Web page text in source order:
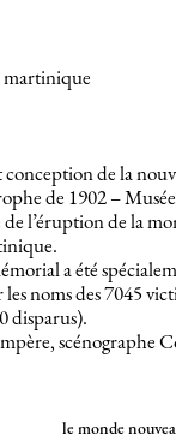
martinique
de la
de 1902 –
l’éruption de la
a été
noms des 7045
disparus).
scénographe
le monde